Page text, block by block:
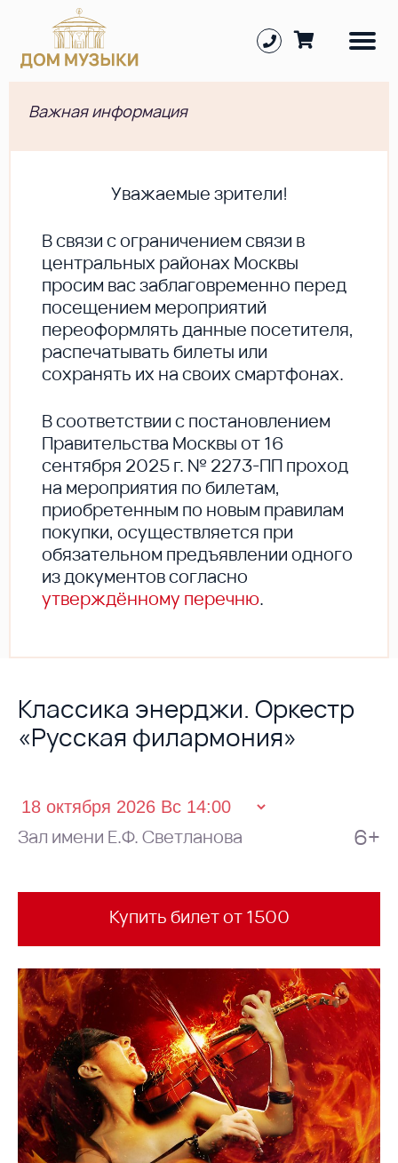
Важная информация
Уважаемые зрители!
В cвязи с ограничением связи в
центральных районах Москвы
просим вас заблаговременно перед
посещением мероприятий
переоформлять данные посетителя,
распечатывать билеты или
сохранять их на своих смартфонах.
В соответствии с постановлением
Правительства Москвы от 16
сентября 2025 г. № 2273-ПП проход
на мероприятия по билетам,
приобретенным по новым правилам
покупки, осуществляется при
обязательном предъявлении одного
из документов согласно
утверждённому перечню.
Классика энерджи. Оркестр
«Русская филармония»
Зал имени Е.Ф. Светланова 6+
Купить билет от 1500